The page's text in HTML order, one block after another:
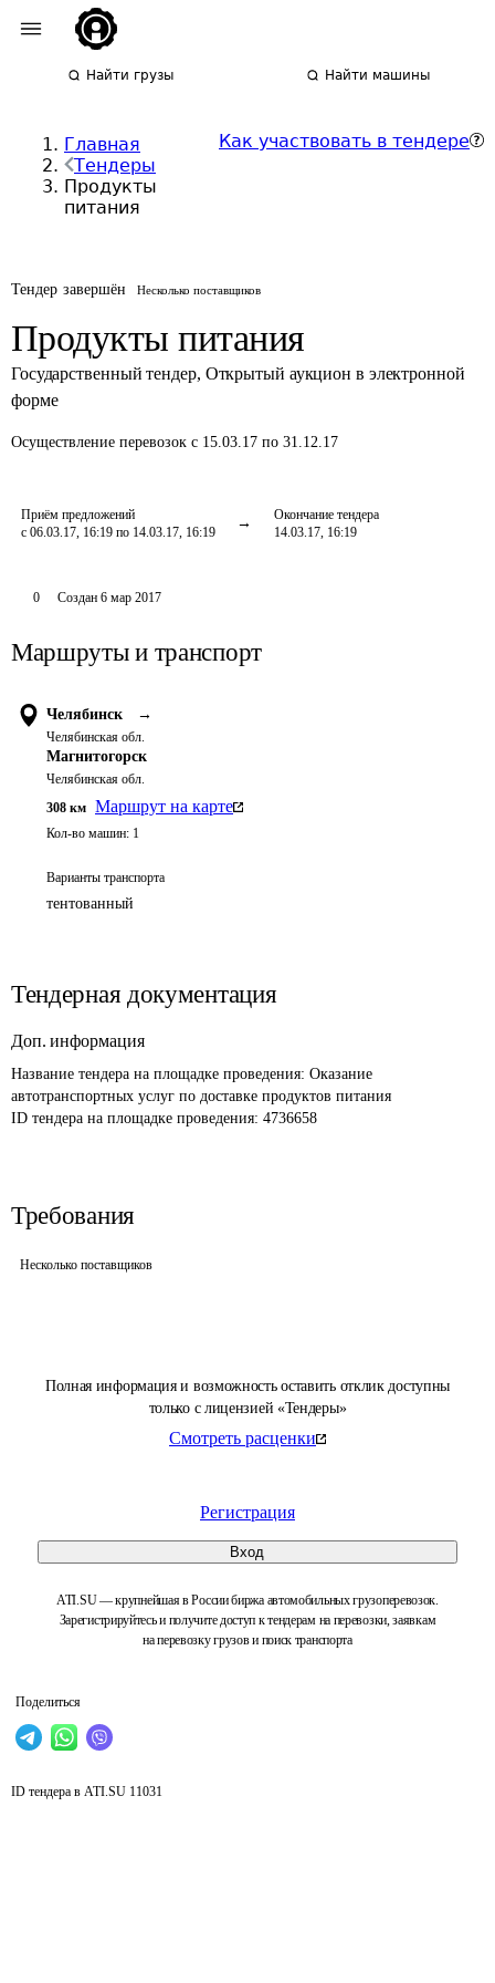
Найти грузы Найти машины
Главная
Тендеры
Продукты
питания
Как участвовать в тендере
Тендер завершён Несколько поставщиков
Продукты питания
Государственный тендер, Открытый аукцион в электронной
форме
Осуществление перевозок с 15.03.17 по 31.12.17
Приём предложений
с 06.03.17, 16:19 по 14.03.17, 16:19
Окончание тендера
14.03.17, 16:19
Полная информация и возможность оставить отклик доступны
только с лицензией «Тендеры»
Смотреть расценки
Регистрация
Вход
ATI.SU — крупнейшая в России биржа автомобильных грузоперевозок.
Зарегистрируйтесь и получите доступ к тендерам на перевозки, заявкам
на перевозку грузов и поиск транспорта
Поделиться
0 Создан 6 мар 2017
Маршруты и транспорт
Челябинск →
Челябинская обл.
Магнитогорск
Челябинская обл.
308 км Маршрут на карте
Кол-во машин: 1
Варианты транспорта
тентованный
Тендерная документация
Доп. информация
Название тендера на площадке проведения: Оказание
автотранспортных услуг по доставке продуктов питания
ID тендера на площадке проведения: 4736658
Требования
Несколько поставщиков
ID тендера в ATI.SU 11031